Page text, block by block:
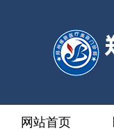
网站首页